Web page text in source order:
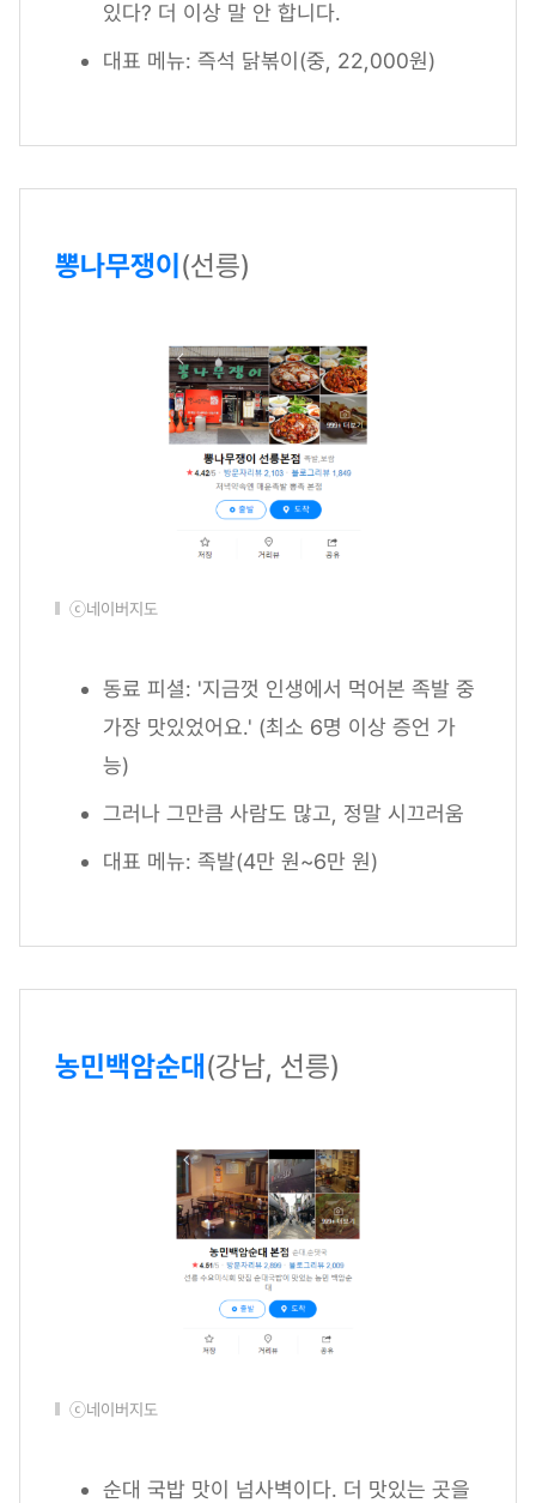
있다? 더 이상 말 안 합니다.
대표 메뉴: 즉석 닭볶이(중, 22,000원)
뽕나무쟁이 (선릉)
ⓒ네이버지도
동료 피셜: '지금껏 인생에서 먹어본 족발 중
가장 맛있었어요.' (최소 6명 이상 증언 가
능)
그러나 그만큼 사람도 많고, 정말 시끄러움
대표 메뉴: 족발(4만 원~6만 원)
농민백암순대 (강남, 선릉)
ⓒ네이버지도
순대 국밥 맛이 넘사벽이다. 더 맛있는 곳을